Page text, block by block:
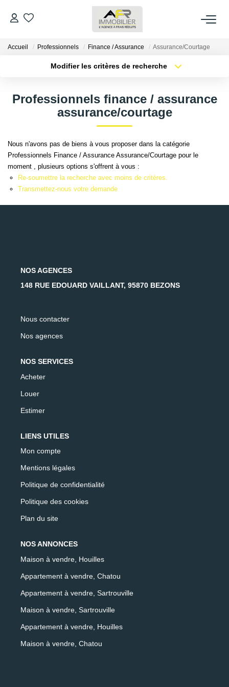
ACHETER
ESTIMER
FAIRE GÉRER
NOS AGENCES
AFR IMMOBILIER Chatou - Transaction
AFR IMMOBILIER Houilles
Accueil Professionnels Finance / Assurance Assurance/Courtage
Modifier les critères de recherche
Type de bien
Surface min
Créer une alerte
Professionnels finance / assurance
assurance/courtage
Nous n'avons pas de biens à vous proposer dans la catégorie
Professionnels Finance / Assurance Assurance/Courtage pour le
moment , plusieurs options s'offrent à vous :
Re-soumettre la recherche avec moins de critères.
Transmettez-nous votre demande
NOS AGENCES
148 RUE EDOUARD VAILLANT, 95870 BEZONS
Nous contacter
Nos agences
NOS SERVICES
Acheter
Louer
Estimer
LIENS UTILES
Mon compte
Mentions légales
Politique de confidentialité
Politique des cookies
Plan du site
NOS ANNONCES
Maison à vendre, Houilles
Appartement à vendre, Chatou
Appartement à vendre, Sartrouville
Maison à vendre, Sartrouville
Appartement à vendre, Houilles
Maison à vendre, Chatou